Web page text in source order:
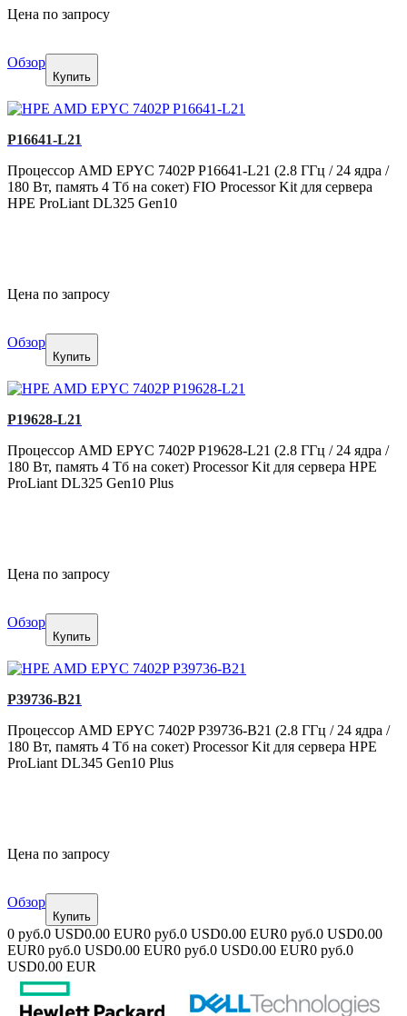
Цена по запросу
Обзор
Купить
P16641-L21
Процессор AMD EPYC 7402P P16641-L21 (2.8 ГГц / 24 ядра /
180 Вт, память 4 Тб на сокет) FIO Processor Kit для сервера
HPE ProLiant DL325 Gen10
Цена по запросу
Обзор
Купить
P19628-L21
Процессор AMD EPYC 7402P P19628-L21 (2.8 ГГц / 24 ядра /
180 Вт, память 4 Тб на сокет) Processor Kit для сервера HPE
ProLiant DL325 Gen10 Plus
Цена по запросу
Обзор
Купить
P39736-B21
Процессор AMD EPYC 7402P P39736-B21 (2.8 ГГц / 24 ядра /
180 Вт, память 4 Тб на сокет) Processor Kit для сервера HPE
ProLiant DL345 Gen10 Plus
Цена по запросу
Обзор
Купить
0 руб.0 USD0.00 EUR0 руб.0 USD0.00 EUR0 руб.0 USD0.00
EUR0 руб.0 USD0.00 EUR0 руб.0 USD0.00 EUR0 руб.0
USD0.00 EUR